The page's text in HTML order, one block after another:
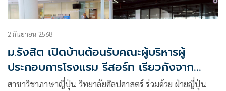
2 กันยายน 2568
ม.รังสิต เปิดบ้านต้อนรับคณะผู้บริหารผู้
ประกอบการโรงแรม รีสอร์ท เรียวกังจาก
ญี่ปุ่น
สาขาวิชาภาษาญี่ปุ่น วิทยาลัยศิลปศาสตร์ ร่วมด้วย ฝ่ายญี่ปุ่น